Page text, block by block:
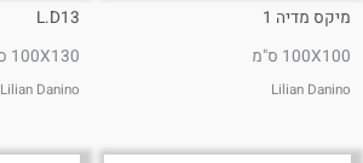
מיקס מדיה 1
100X100 ס"מ
Lilian Danino
L.D13
100X130 ס"מ
Lilian Danino